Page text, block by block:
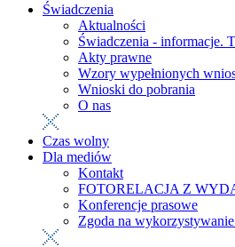
Świadczenia
Aktualności
Świadczenia - informacje.
Akty prawne
Wzory wypełnionych
Wnioski do pobrania
O nas
Czas wolny
Dla mediów
Kontakt
FOTORELACJA Z
Konferencje prasowe
Zgoda na